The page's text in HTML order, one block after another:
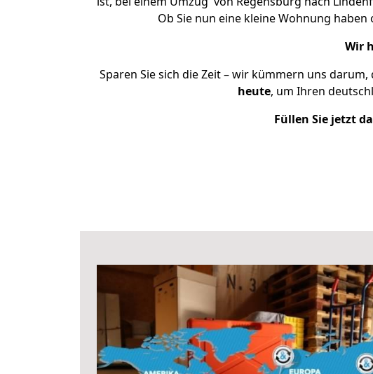
Ob Sie nun eine kleine Wohnung
Wir
Sparen Sie sich die Zeit – wir kümmern uns
heute, um Ihren
Füllen Sie jetzt